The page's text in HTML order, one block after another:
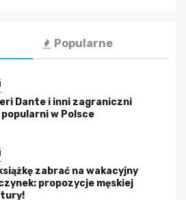
Popularne
Dante i inni zagraniczni
w Polsce
zabrać na wakacyjny
propozycje męskiej